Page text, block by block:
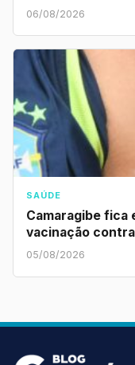
06/08/2026
SAÚDE
Camaragibe fica
vacinação
05/08/2026